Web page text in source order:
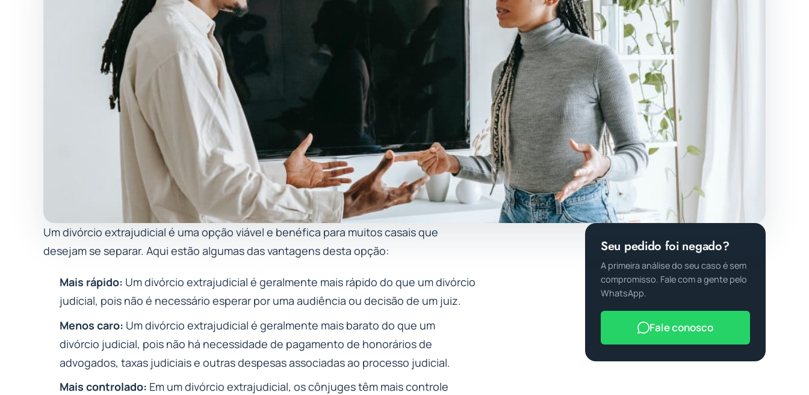
Um divórcio extrajudicial é uma opção viável e benéfica para muitos casais que
desejam se separar. Aqui estão algumas das vantagens desta opção:
Mais rápido: Um divórcio extrajudicial é geralmente mais rápido do que um divórcio
judicial, pois não é necessário esperar por uma audiência ou decisão de um juiz.
Menos caro: Um divórcio extrajudicial é geralmente mais barato do que um
divórcio judicial, pois não há necessidade de pagamento de honorários de
advogados, taxas judiciais e outras despesas associadas ao processo judicial.
Mais controlado: Em um divórcio extrajudicial, os cônjuges têm mais controle
Seu pedido foi negado?
A primeira análise do seu caso é sem
compromisso. Fale com a gente pelo
WhatsApp.
Fale conosco